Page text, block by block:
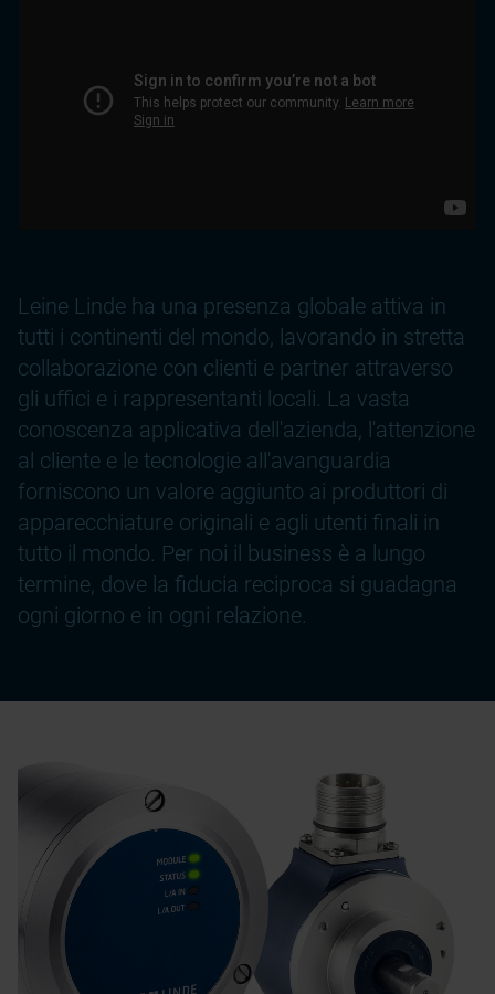
Leine Linde ha una presenza globale attiva in
tutti i continenti del mondo, lavorando in stretta
collaborazione con clienti e partner attraverso
gli uffici e i rappresentanti locali. La vasta
conoscenza applicativa dell'azienda, l'attenzione
al cliente e le tecnologie all'avanguardia
forniscono un valore aggiunto ai produttori di
apparecchiature originali e agli utenti finali in
tutto il mondo. Per noi il business è a lungo
termine, dove la fiducia reciproca si guadagna
ogni giorno e in ogni relazione.